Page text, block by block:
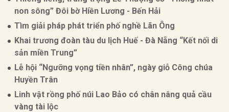
non sông” Đôi bờ Hiền Lương - Bến Hải
Tìm giải pháp phát triển phố nghề Lãn Ông
Khai trương đoàn tàu du lịch Huế - Đà Nẵng “Kết nối di
sản miền Trung”
Lễ hội “Ngưỡng vọng tiền nhân”, ngày giỗ Công chúa
Huyền Trân
Linh vật rồng phố núi Lao Bảo có chân nâng quả cầu
vàng tài lộc